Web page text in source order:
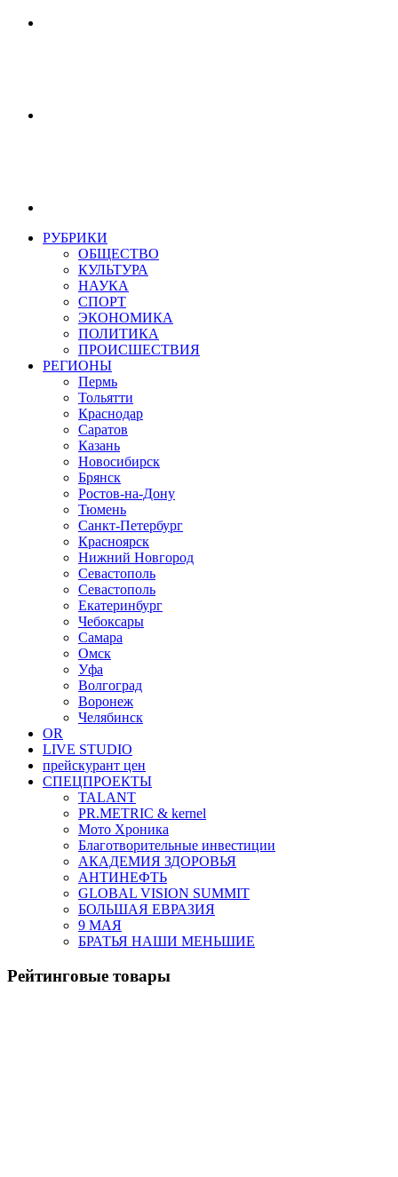
РУБРИКИ
ОБЩЕСТВО
КУЛЬТУРА
НАУКА
СПОРТ
ЭКОНОМИКА
ПОЛИТИКА
ПРОИСШЕСТВИЯ
РЕГИОНЫ
Пермь
Тольятти
Краснодар
Саратов
Казань
Новосибирск
Брянск
Ростов-на-Дону
Тюмень
Санкт-Петербург
Красноярск
Нижний Новгород
Севастополь
Севастополь
Екатеринбург
Чебоксары
Самара
Омск
Уфа
Волгоград
Воронеж
Челябинск
OR
LIVE STUDIO
прейскурант цен
СПЕЦПРОЕКТЫ
TALANT
PR.METRIC & kernel
Мото Хроника
Благотворительные инвестиции
АКАДЕМИЯ ЗДОРОВЬЯ
АНТИНЕФТЬ
GLOBAL VISION SUMMIT
БОЛЬШАЯ ЕВРАЗИЯ
9 МАЯ
БРАТЬЯ НАШИ МЕНЬШИЕ
Рейтинговые товары